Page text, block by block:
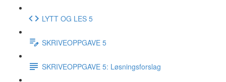
LYTT OG LES 5
SKRIVEOPPGAVE 5
SKRIVEOPPGAVE 5: Løsningsforslag